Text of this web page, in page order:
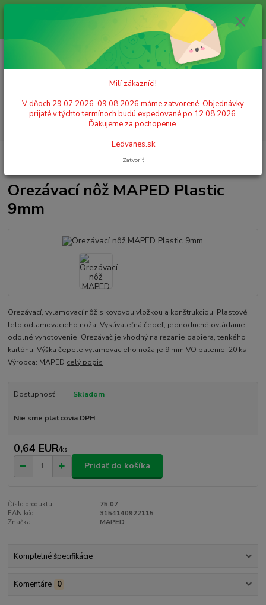
Milí zákazníci! V dňoch 29.07.2026-09.08.2026 máme zatvorené.
Objednávky prijaté v týchto termínoch budú expedované po 12.08.2026.
Ďakujeme za pochopenie. Ledvanes.sk
+421 908 755 958
Po. - Pia. od 9:00 hod. - 16:00 hod.
za0,00 EUR
Orezávací nôž MAPED Plastic
9mm
Orezávací, vylamovací nôž s kovovou vložkou a konštrukciou. Plastové
telo odlamovacieho noža. Vysúvateľná čepeľ, jednoduché ovládanie,
odolné vyhotovenie. Orezávač je vhodný na rezanie papiera, tenkého
kartónu. Výška čepele vylamovacieho noža je 9 mm VO balenie: 20 ks
Výrobca: MAPED celý popis
Dostupnosť Skladom
Nie sme platcovia DPH
0,64 EUR/ks
Pridať do košíka
Číslo produktu:
75.07
EAN kód:
3154140922115
Značka:
MAPED
Kompletné špecifikácie
Komentáre 0
Milí zákazníci!
V dňoch 29.07.2026-09.08.2026 máme zatvorené. Objednávky
prijaté v týchto termínoch budú expedované po 12.08.2026.
Ďakujeme za pochopenie.
Ledvanes.sk
Zatvoriť